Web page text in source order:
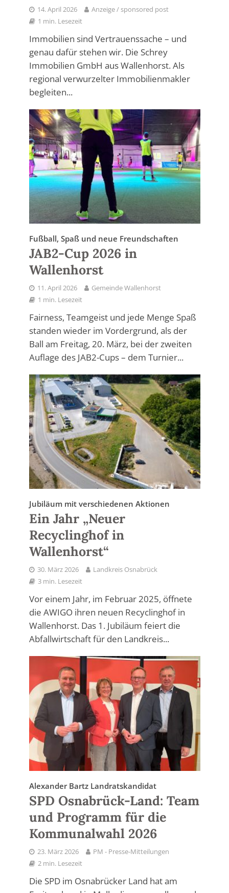
14. April 2026
Anzeige / sponsored post
1 min. Lesezeit
Immobilien sind Vertrauenssache – und
genau dafür stehen wir. Die Schrey
Immobilien GmbH aus Wallenhorst. Als
regional verwurzelter Immobilienmakler
begleiten...
Fußball, Spaß und neue Freundschaften
JAB2-Cup 2026 in
Wallenhorst
11. April 2026
Gemeinde Wallenhorst
1 min. Lesezeit
Fairness, Teamgeist und jede Menge Spaß
standen wieder im Vordergrund, als der
Ball am Freitag, 20. März, bei der zweiten
Auflage des JAB2-Cups – dem Turnier...
Jubiläum mit verschiedenen Aktionen
Ein Jahr „Neuer
Recyclinghof in
Wallenhorst“
30. März 2026
Landkreis Osnabrück
3 min. Lesezeit
Vor einem Jahr, im Februar 2025, öffnete
die AWIGO ihren neuen Recyclinghof in
Wallenhorst. Das 1. Jubiläum feiert die
Abfallwirtschaft für den Landkreis...
Alexander Bartz Landratskandidat
SPD Osnabrück-Land: Team
und Programm für die
Kommunalwahl 2026
23. März 2026
PM - Presse-Mitteilungen
2 min. Lesezeit
Die SPD im Osnabrücker Land hat am